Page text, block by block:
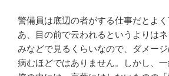
警備員は底辺の者がする仕事だとよ
あ、目の前で云われるというよりは
みなどで見るくらいなので、ダメー
病むほどではありません。しかし、